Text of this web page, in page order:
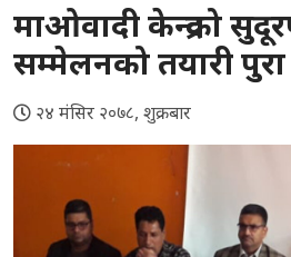
माओवादी केन्द्रको
सम्मेलनको तयारी पुरा
२४ मंसिर २०७८, शुक्रबार